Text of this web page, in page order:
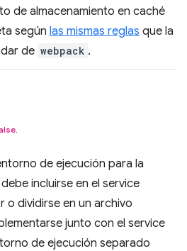
de almacenamiento en caché
según las mismas reglas que la
de webpack .
.
de ejecución para la
incluirse en el service
o dividirse en un archivo
junto con el service
de ejecución separado